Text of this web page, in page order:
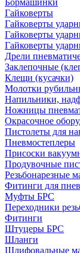
Бормашинки
Гайковерты
Гайковерты
Гайковерты
Гайковерты
Дрели
Заклепочные
Клещи (кусачки)
Молотки
Напильники,
Ножницы
Окрасочное
Пистолеты для
Пневмостеплеры
Присоски
Продувочные
Резьбонарезные
Фитинги для
Муфты БРС
Переходники
Фитинги
Штуцеры БРС
Шланги
Шлифовальные